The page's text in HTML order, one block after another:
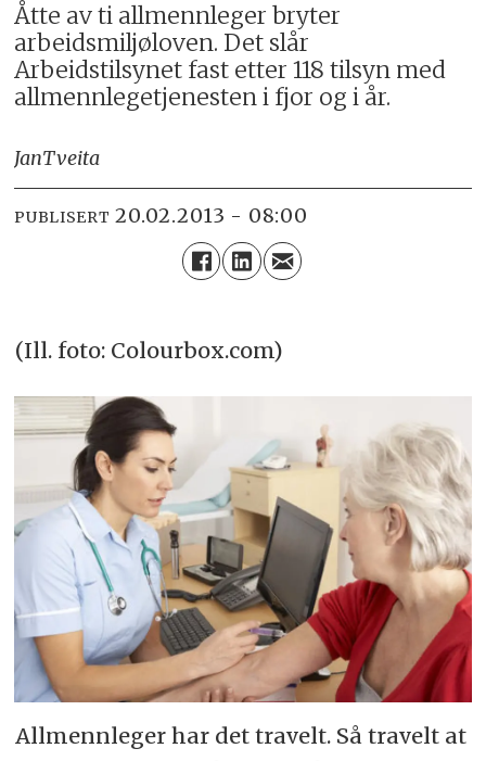
Åtte av ti allmennleger bryter
arbeidsmiljøloven. Det slår
Arbeidstilsynet fast etter 118 tilsyn med
allmennlegetjenesten i fjor og i år.
JanTveita
PUBLISERT 20.02.2013 - 08:00
(Ill. foto: Colourbox.com)
Allmennleger har det travelt. Så travelt at